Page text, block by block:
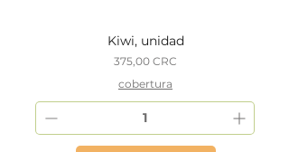
Kiwi, unidad
Precio
375,00 CRC
cobertura